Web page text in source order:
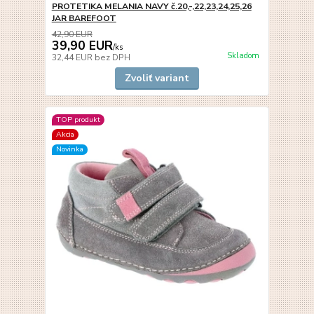
PROTETIKA MELANIA NAVY č.20,-,22,23,24,25,26
JAR BAREFOOT
42,90 EUR
39,90 EUR/ks
32,44 EUR bez DPH Skladom
Zvoliť variant
TOP produkt
Akcia
Novinka